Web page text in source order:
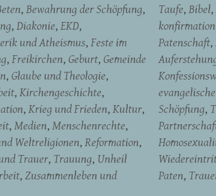
Bewahrung der Schöpfung
Diakonie EKD
und Atheismus Feste im
Freikirchen Geburt Gemeinde
Glaube und Theologie
Kirchengeschichte
Krieg und Frieden Kultur
Medien Menschenrechte
Weltreligionen Reformation
Trauer Trauung Unheil
Zusammenleben und
Taufe Bibel
konfirmation
Patenschaft
Schöpfung
Paten